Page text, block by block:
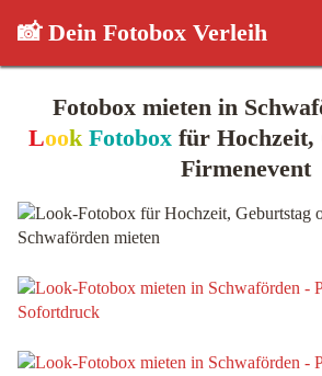
📸 Dein Fotobox Verleih
Fotobox mieten in
Look Fotoboxfür Hochzeit,
Firmenevent